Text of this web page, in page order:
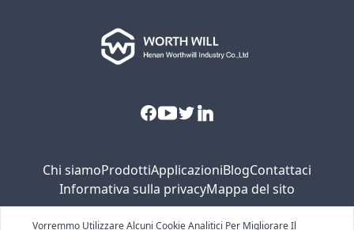
Facebook
Youtube
TwitterLinkedin
Chi siamoProdottiApplicazioniBlogContattaci
Informativa sulla privacyMappa del sito
Vorremmo Utilizzare Alcuni Cookie Analitici Per Migliorare Il